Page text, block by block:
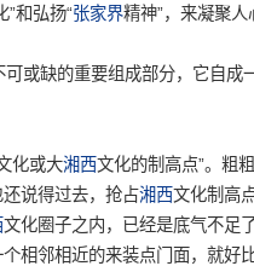
”和弘扬“张家界精神”，来凝聚
可或缺的重要组成部分，它自成
化或大湘西文化的制高点”。粗
说得过去，抢占湘西文化制高
文化圈子之内，已经是底气不足
相邻相近的来装点门面，就好